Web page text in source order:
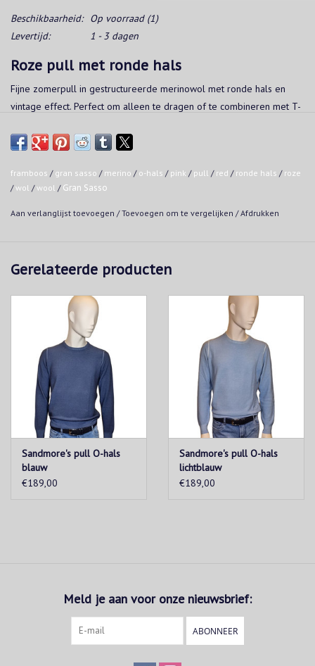
Beschikbaarheid: Op voorraad(1)
Levertijd:
1 - 3 dagen
Roze pull met ronde hals
Fijne zomerpull in gestructureerde merinowol met ronde hals en
vintage effect. Perfect om alleen te dragen of te combineren met T-
Verkrijgbaar in verschillende kleuren.
Kwaliteit:
100% extra fijne merinowol
Made in Italy
Niet in de droogkast
framboos / gran sasso / merino / o-hals / pink / pull / red / ronde hals / roze
/wol /wool / Gran Sasso
Aan verlanglijst toevoegen /Toevoegen om te vergelijken /Afdrukken
Gerelateerde producten
Sandmore's pull O-hals
blauw
€189,00
Sandmore's pull O-hals
lichtblauw
€189,00
Meld je aan voor onze nieuwsbrief:
ABONNEER